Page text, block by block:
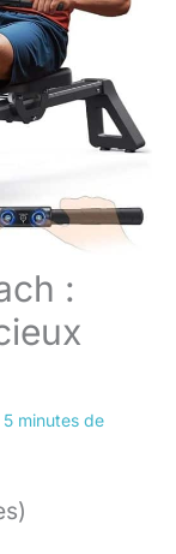
:
5 minutes de